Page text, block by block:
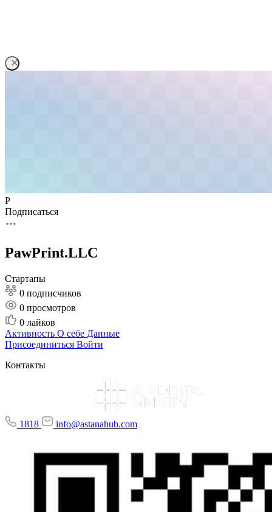
P
Подписаться
PawPrint.LLC
Стартапы
0 подписчиков
0 просмотров
0 лайков
Активность О себе Данные
Присоединиться Войти
Контакты
1818 info@astanahub.com